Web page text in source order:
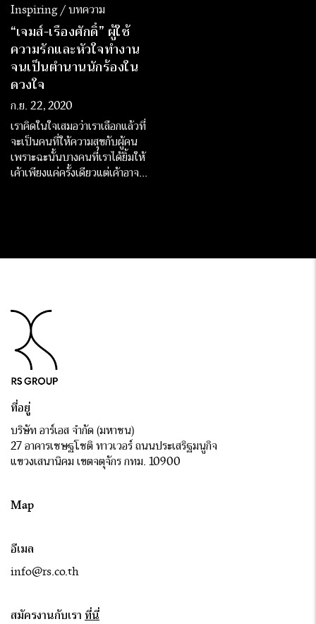
Inspiring / บทความ
“เจมส์-เรืองศักดิ์” ผู้ใช้
ความรักและหัวใจทำงาน
จนเป็นตำนานนักร้องใน
ดวงใจ
ก.ย. 22, 2020
เราคิดในใจเสมอว่าเราเลือกแล้วที่
จะเป็นคนที่ให้ความสุขกับผู้คน
เพราะฉะนั้นบางคนที่เราได้ยิ้มให้
เค้าเพียงแค่ครั้งเดียวแต่เค้าอาจมี
ที่อยู่
บริษัท อาร์เอส จำกัด (มหาชน)
27 อาคารเชษฐโชติ ทาวเวอร์ ถนนประเสริฐมนูกิจ
แขวงเสนานิคม เขตจตุจักร กทม. 10900
Map
อีเมล
info@rs.co.th
สมัครงานกับเรา ที่นี่